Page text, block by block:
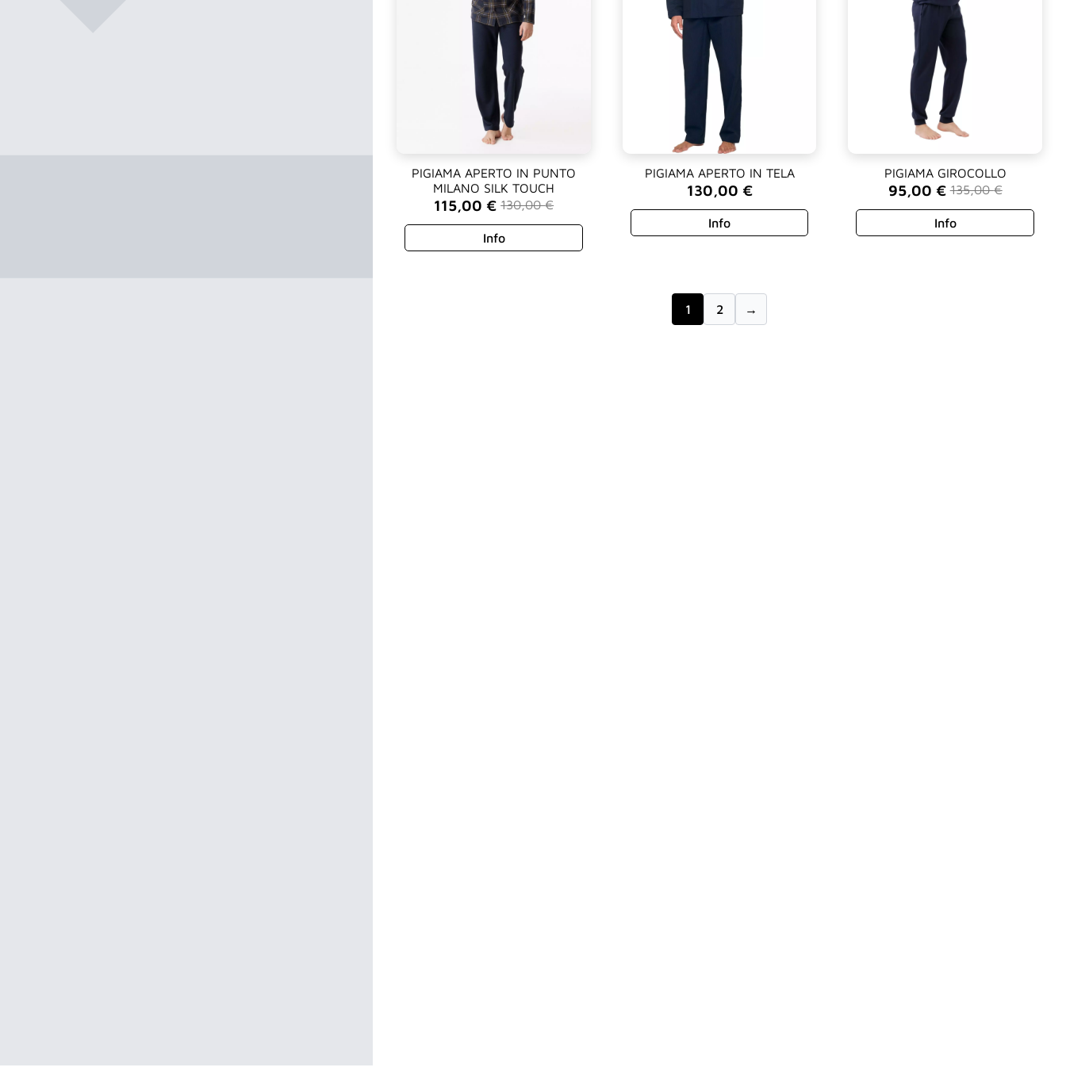
PIGIAMA APERTO IN PUNTO
MILANO SILK TOUCH
130,00€
Il
prezzo
originale
115,00 €
Il
prezzo
attuale
Info
PIGIAMA APERTO IN TELA
130,00 €
Info
PIGIAMA GIROCOLLO
135,00€
Il
prezzo
originale
95,00 €
Il
prezzo
attuale
Info
1 2 →